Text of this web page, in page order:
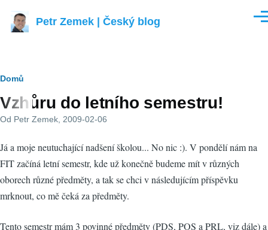
Petr Zemek | Český blog
Drobečková
navigace
Domů
Vzhůru do letního semestru!
Od Petr Zemek , 2009-02-06
Já a moje neutuchající nadšení školou... No nic :). V pondělí nám na
FIT začíná letní semestr, kde už konečně budeme mít v různých
oborech různé předměty, a tak se chci v následujícím příspěvku
mrknout, co mě čeká za předměty.
Tento semestr mám 3 povinné předměty (PDS, POS a PRL, viz dále) a